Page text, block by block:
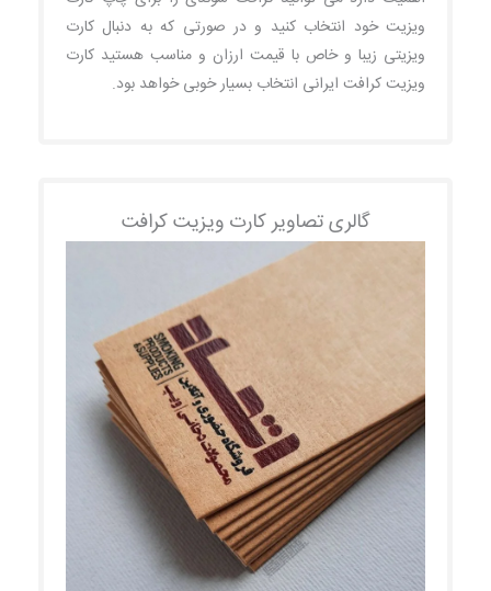
ویزیت خود انتخاب کنید و در صورتی که به دنبال کارت
ویزیتی زیبا و خاص با قیمت ارزان و مناسب هستید کارت
ویزیت کرافت ایرانی انتخاب بسیار خوبی خواهد بود.
گالری تصاویر کارت ویزیت کرافت